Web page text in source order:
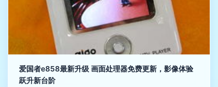
爱国者e858最新升级 画面处理器免费更新，影像体验
跃升新台阶